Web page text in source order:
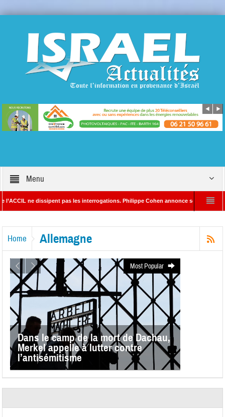
Menu
dissipent pas les interrogations. Philippe Cohen annonce se réserver le droit de
Home Allemagne
Most Popular
Dans le camp de la mort de Dachau,
Merkel appelle à lutter contre
l’antisémitisme